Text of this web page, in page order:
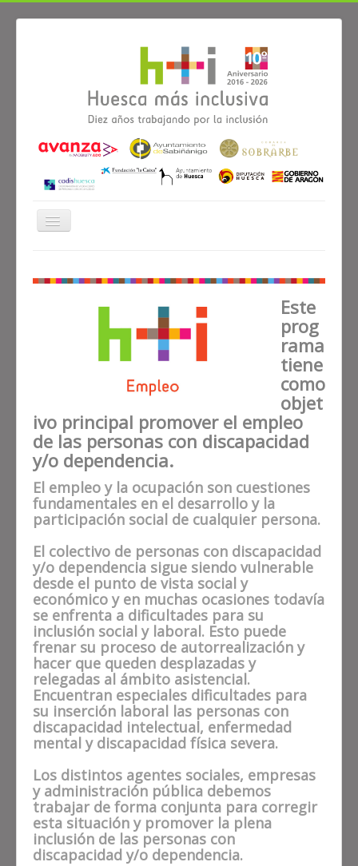
Cambiar
navegación
≡
Este
prog
rama
tiene
como
objet
ivo principal promover el empleo
de las personas con discapacidad
y/o dependencia.
El empleo y la ocupación son cuestiones
fundamentales en el desarrollo y la
participación social de cualquier persona.
El colectivo de personas con discapacidad
y/o dependencia sigue siendo vulnerable
desde el punto de vista social y
económico y en muchas ocasiones todavía
se enfrenta a dificultades para su
inclusión social y laboral. Esto puede
frenar su proceso de autorrealización y
hacer que queden desplazadas y
relegadas al ámbito asistencial.
Encuentran especiales dificultades para
su inserción laboral las personas con
discapacidad intelectual, enfermedad
mental y discapacidad física severa.
Los distintos agentes sociales, empresas
y administración pública debemos
trabajar de forma conjunta para corregir
esta situación y promover la plena
inclusión de las personas con
discapacidad y/o dependencia.